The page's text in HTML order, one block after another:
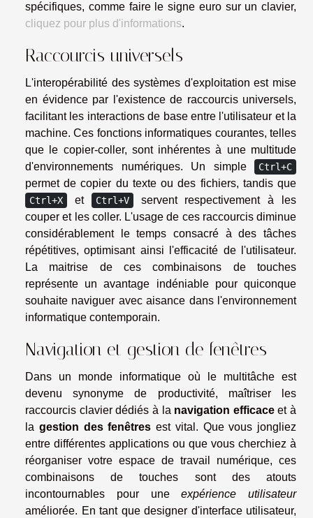
spécifiques, comme faire le signe euro sur un clavier,
cliquez pour plus d'informations.
Raccourcis universels
L'interopérabilité des systèmes d'exploitation est mise
en évidence par l'existence de raccourcis universels,
facilitant les interactions de base entre l'utilisateur et la
machine. Ces fonctions informatiques courantes, telles
que le copier-coller, sont inhérentes à une multitude
d'environnements numériques. Un simple
Ctrl+C
permet de copier du texte ou des fichiers, tandis que
Ctrl+X et Ctrl+V
servent respectivement à les
couper et les coller. L'usage de ces raccourcis diminue
considérablement le temps consacré à des tâches
répétitives, optimisant ainsi l'efficacité de l'utilisateur.
La maitrise de ces combinaisons de touches
représente un avantage indéniable pour quiconque
souhaite naviguer avec aisance dans l'environnement
informatique contemporain.
Navigation et gestion de fenêtres
Dans un monde informatique où le multitâche est
devenu synonyme de productivité, maîtriser les
raccourcis clavier dédiés à la navigation efficaceet à
la gestion des fenêtres est vital. Que vous jongliez
entre différentes applications ou que vous cherchiez à
réorganiser votre espace de travail numérique, ces
combinaisons de touches sont des atouts
incontournables pour uneexpérience utilisateur
améliorée. En tant que designer d'interface utilisateur,